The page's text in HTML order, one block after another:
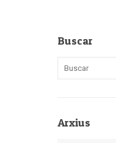
Buscar
Arxius